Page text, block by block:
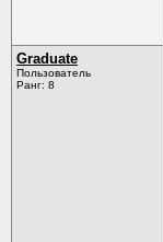
Graduate
Пользователь
Ранг: 8